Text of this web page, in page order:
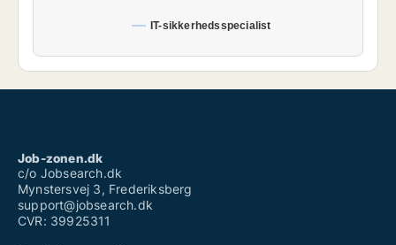
IT-sikkerhedsspecialist
Job-zonen.dk
c/o Jobsearch.dk
Mynstersvej 3, Frederiksberg
support@jobsearch.dk
CVR: 39925311